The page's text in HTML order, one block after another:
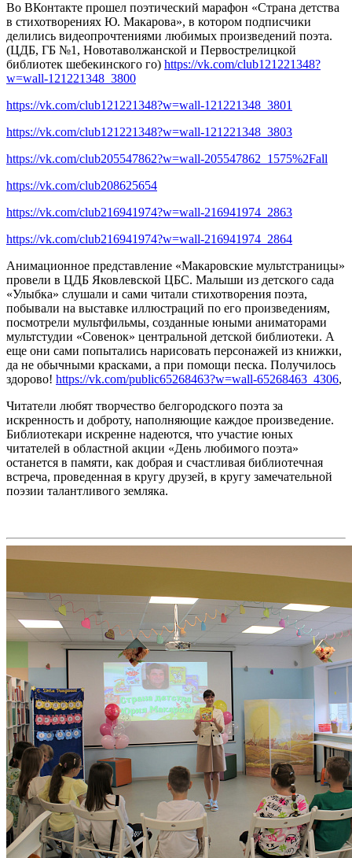
Во ВКонтакте прошел поэтический марафон «Страна детства
в стихотворениях Ю. Макарова», в котором подписчики
делились видеопрочтениями любимых произведений поэта.
(ЦДБ, ГБ №1, Новотаволжанской и Первострелицкой
библиотек шебекинского го) https://vk.com/club121221348?
w=wall-121221348_3800
https://vk.com/club121221348?w=wall-121221348_3801
https://vk.com/club121221348?w=wall-121221348_3803
https://vk.com/club205547862?w=wall-205547862_1575%2Fall
https://vk.com/club208625654
https://vk.com/club216941974?w=wall-216941974_2863
https://vk.com/club216941974?w=wall-216941974_2864
Анимационное представление «Макаровские мультстраницы»
провели в ЦДБ Яковлевской ЦБС. Малыши из детского сада
«Улыбка» слушали и сами читали стихотворения поэта,
побывали на выставке иллюстраций по его произведениям,
посмотрели мультфильмы, созданные юными аниматорами
мультстудии «Совенок» центральной детской библиотеки. А
еще они сами попытались нарисовать персонажей из книжки,
да не обычными красками, а при помощи песка. Получилось
здорово! https://vk.com/public65268463?w=wall-65268463_4306,
Читатели любят творчество белгородского поэта за
искренность и доброту, наполняющие каждое произведение.
Библиотекари искренне надеются, что участие юных
читателей в областной акции «День любимого поэта»
останется в памяти, как добрая и счастливая библиотечная
встреча, проведенная в кругу друзей, в кругу замечательной
поэзии талантливого земляка.